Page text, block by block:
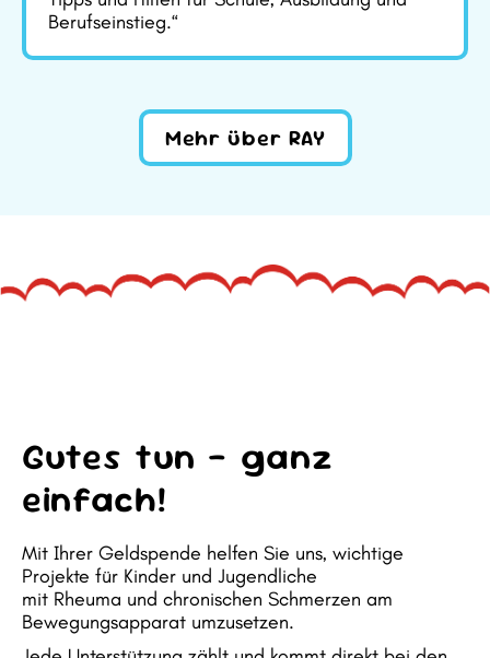
Berufseinstieg.“
Mehr über RAY
Gutes tun – ganz
einfach!
Mit Ihrer Geldspende helfen Sie uns, wichtige
Projekte für Kinder und Jugendliche
mit Rheuma und chronischen Schmerzen am
Bewegungsapparat umzusetzen.